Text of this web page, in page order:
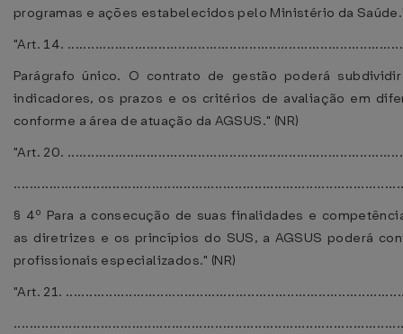
programas e ações estabelecidos pelo Ministério da
"Art. 14.
Parágrafo único. O contrato de gestão poderá
indicadores, os prazos e os critérios de avaliação em
conforme a área de atuação da AGSUS." (NR)
"Art. 20.
§ 4º Para a consecução de suas finalidades e
as diretrizes e os princípios do SUS, a AGSUS poderá
profissionais especializados." (NR)
"Art. 21.